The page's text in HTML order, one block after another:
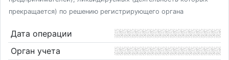
прекращается) по решению регистрирующего органа
Дата операции
Орган учета